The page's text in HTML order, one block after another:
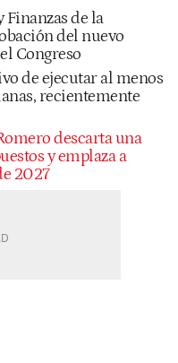
Finanzas de la
del nuevo
Congreso
de ejecutar al menos
recientemente
descarta una
y emplaza a
2027